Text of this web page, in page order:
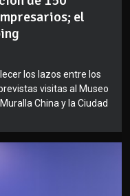
el
los lazos entre los
visitas al Museo
China y la Ciudad